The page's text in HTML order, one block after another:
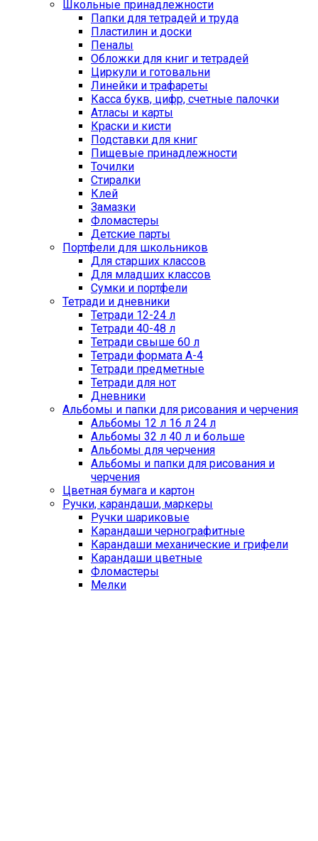
Школьные принадлежности
Папки для тетрадей и труда
Пластилин и доски
Пеналы
Обложки для книг и тетрадей
Циркули и готовальни
Линейки и трафареты
Касса букв, цифр, счетные палочки
Атласы и карты
Краски и кисти
Подставки для книг
Пищевые принадлежности
Точилки
Стиралки
Клей
Замазки
Фломастеры
Детские парты
Портфели для школьников
Для старших классов
Для младших классов
Сумки и портфели
Тетради и дневники
Тетради 12-24 л
Тетради 40-48 л
Тетради свыше 60 л
Тетради формата А-4
Тетради предметные
Тетради для нот
Дневники
Альбомы и папки для рисования и черчения
Альбомы 12 л 16 л 24 л
Альбомы 32 л 40 л и больше
Альбомы для черчения
Альбомы и папки для рисования и
черчения
Цветная бумага и картон
Ручки, карандаши, маркеры
Ручки шариковые
Карандаши чернографитные
Карандаши механические и грифели
Карандаши цветные
Фломастеры
Мелки